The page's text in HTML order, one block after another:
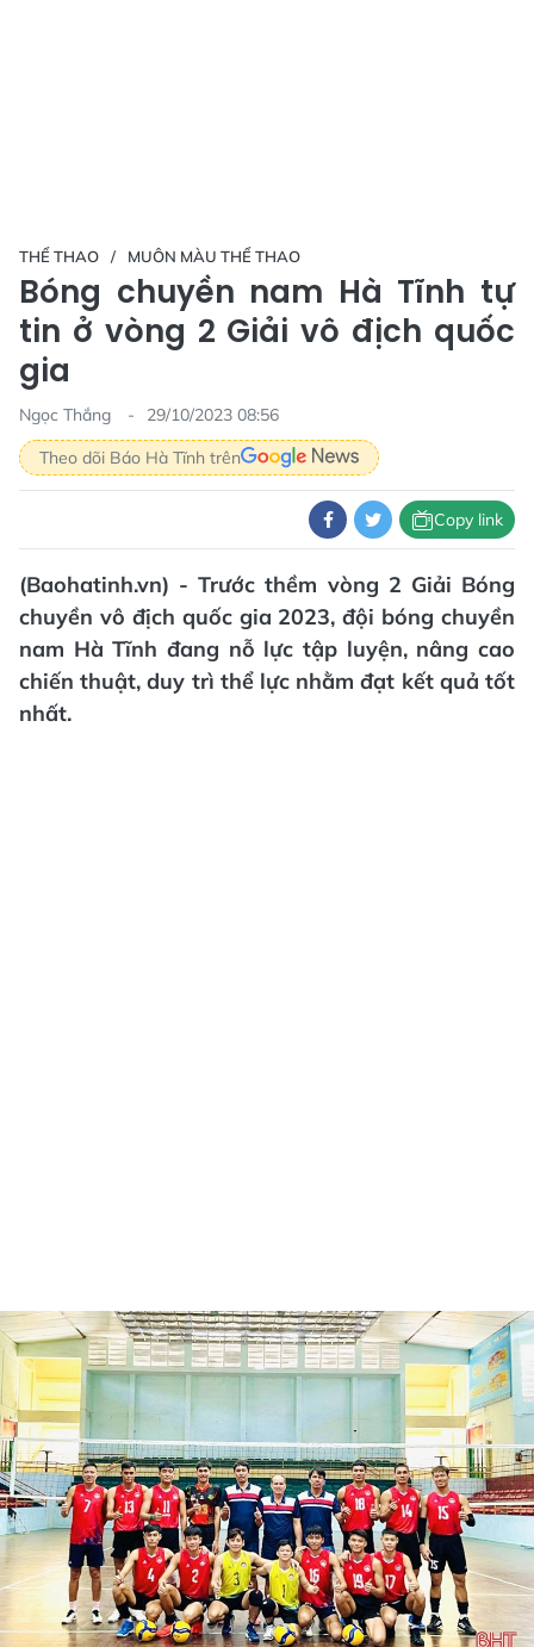
THỂ THAO MUÔN MÀU THỂ THAO
Bóng chuyền nam Hà Tĩnh tự
tin ở vòng 2 Giải vô địch quốc
gia
Ngọc Thắng
29/10/2023 08:56
Theo dõi Báo Hà Tĩnh trên
Copy link
(Baohatinh.vn) - Trước thềm vòng 2 Giải Bóng
chuyền vô địch quốc gia 2023, đội bóng chuyền
nam Hà Tĩnh đang nỗ lực tập luyện, nâng cao
chiến thuật, duy trì thể lực nhằm đạt kết quả tốt
nhất.